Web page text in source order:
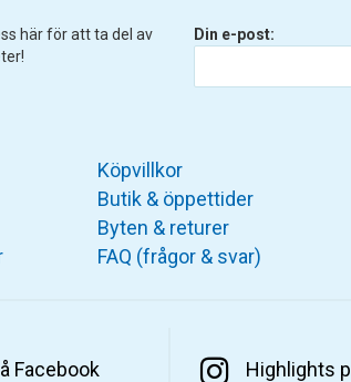
här för att ta del av
Din e-post:
Köpvillkor
Butik & öppettider
Byten & returer
FAQ (frågor & svar)
Facebook Highlights